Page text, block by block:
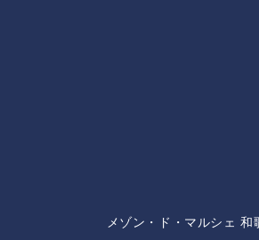
メゾン・ド・マルシェ 和